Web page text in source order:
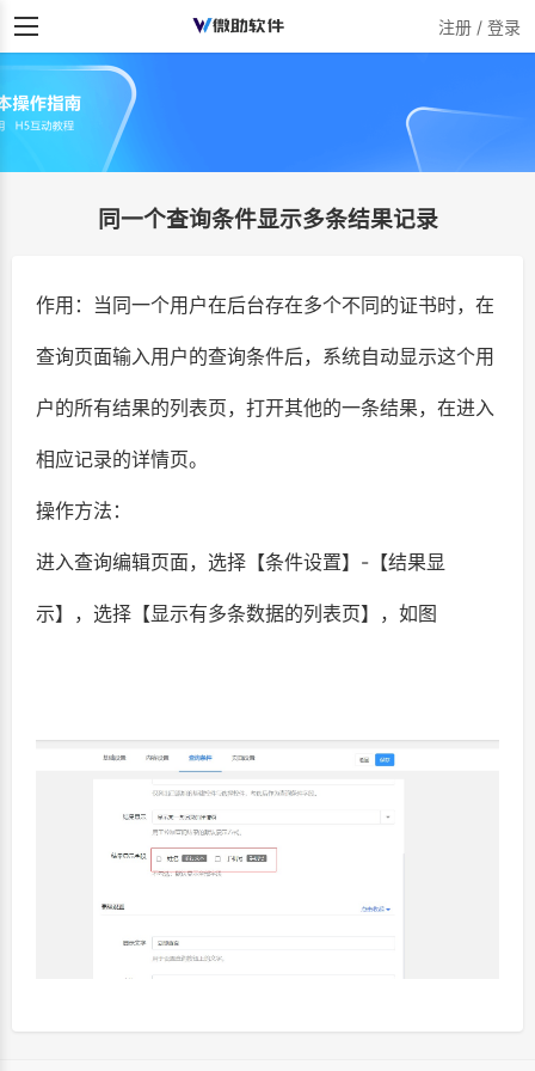
注册 / 登录
同一个查询条件显示多条结果记录
作用：当同一个用户在后台存在多个不同的证书时，在
查询页面输入用户的查询条件后，系统自动显示这个用
户的所有结果的列表页，打开其他的一条结果，在进入
相应记录的详情页。
操作方法：
进入查询编辑页面，选择【条件设置】-【结果显
示】，选择【显示有多条数据的列表页】，如图